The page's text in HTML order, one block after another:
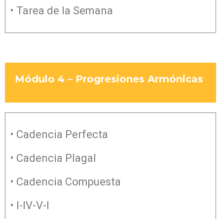
• Tarea de la Semana
Módulo 4 – Progresiones Armónicas
• Cadencia Perfecta
• Cadencia Plagal
• Cadencia Compuesta
• I-IV-V-I